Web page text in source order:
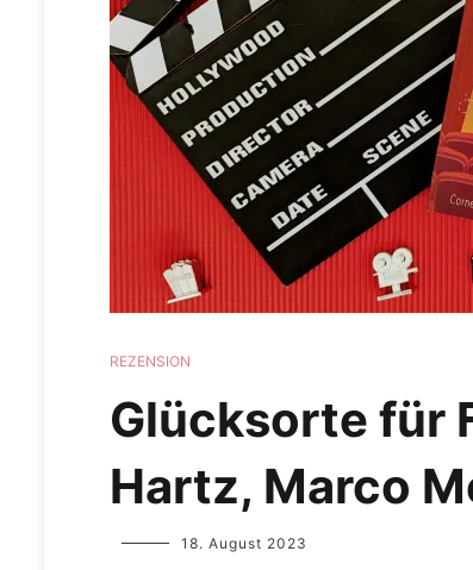
REZENSION
Glücksorte für
Hartz, Marco
Yvonne
18. August 2023